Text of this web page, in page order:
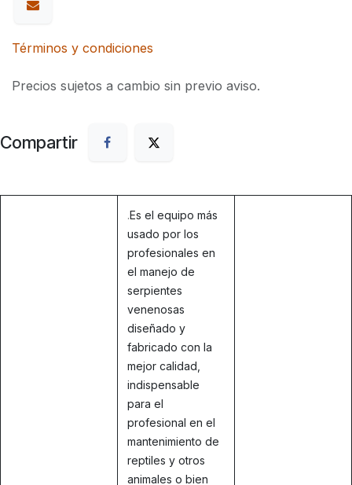
Términos y condiciones
Precios sujetos a cambio sin previo aviso.
Compartir
.Es el equipo más
usado por los
profesionales en
el manejo de
serpientes
venenosas
diseñado y
fabricado con la
mejor calidad,
indispensable
para el
profesional en el
mantenimiento de
reptiles y otros
animales o bien